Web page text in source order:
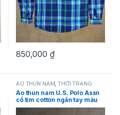
850,000 ₫
ÁO THUN NAM ,THỜI TRANG
NAM U.S. Polo Assn
Áo thun nam U.S. Polo Assn
cổ tim cotton ngắn tay màu
xanh size L hàng mỹ chính